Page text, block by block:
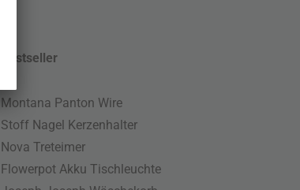
Bestseller
Montana Panton Wire
Stoff Nagel Kerzenhalter
Nova Treteimer
Flowerpot Akku Tischleuchte